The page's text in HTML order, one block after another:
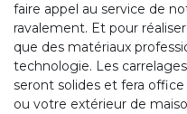
faire appel au service de
ravalement. Et pour
que des matériaux
technologie. Les
seront solides et fera
ou votre extérieur de